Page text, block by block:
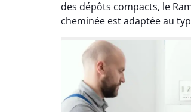
des dépôts compacts, le
cheminée est adaptée au